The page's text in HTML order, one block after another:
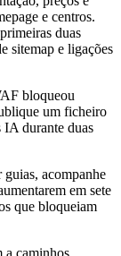
e centros.
duas
sitemap e ligações
bloqueou
um ficheiro
IA durante duas
guias, acompanhe
em sete
que bloqueiam
a caminhos